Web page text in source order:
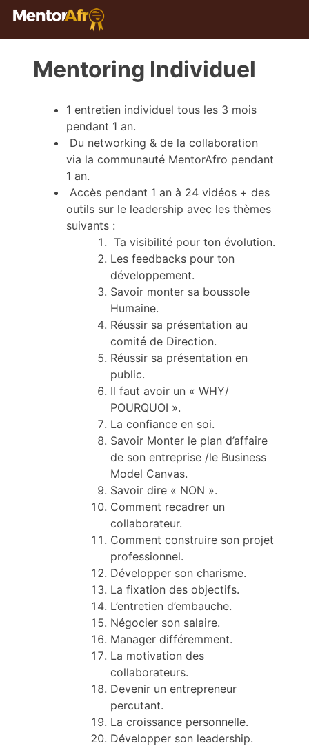
Mentoring Individuel
1 entretien individuel tous les 3 mois
pendant 1 an.
Du networking & de la collaboration
via la communauté MentorAfro pendant
1 an.
Accès pendant 1 an à 24 vidéos + des
outils sur le leadership avec les thèmes
suivants :
Ta visibilité pour ton évolution.
Les feedbacks pour ton
développement.
Savoir monter sa boussole
Humaine.
Réussir sa présentation au
comité de Direction.
Réussir sa présentation en
public.
Il faut avoir un « WHY/
POURQUOI ».
La confiance en soi.
Savoir Monter le plan d’affaire
de son entreprise /le Business
Model Canvas.
Savoir dire « NON ».
Comment recadrer un
collaborateur.
Comment construire son projet
professionnel.
Développer son charisme.
La fixation des objectifs.
L’entretien d’embauche.
Négocier son salaire.
Manager différemment.
La motivation des
collaborateurs.
Devenir un entrepreneur
percutant.
La croissance personnelle.
Développer son leadership.